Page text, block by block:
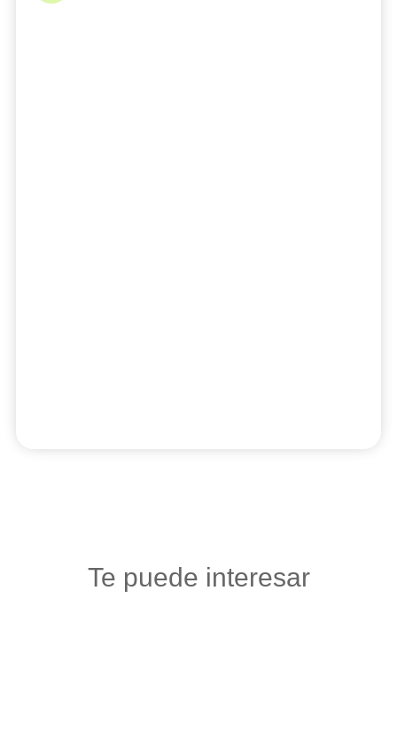
Te puede interesar